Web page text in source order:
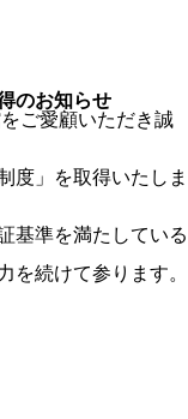
のお知らせ
ご愛顧いただき誠
度」を取得いたしま
基準を満たしている
を続けて参ります。